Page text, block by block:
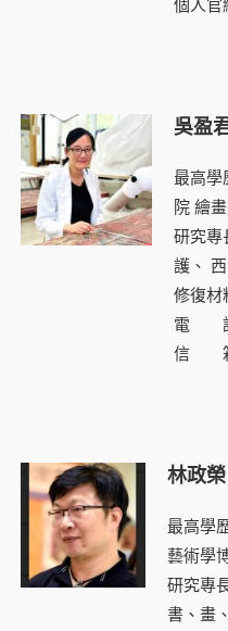
個人官
吳盈
最高學
院 繪
研究專
護、
修復材
電 話
信 箱
林政
最高學
藝術學
研究專
書、畫